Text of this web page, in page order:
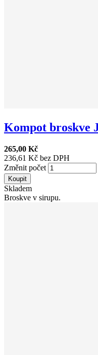
Kompot broskve
265,00 Kč
236,61 Kč bez DPH
Změnit počet
Koupit
Skladem
Broskve v sirupu.